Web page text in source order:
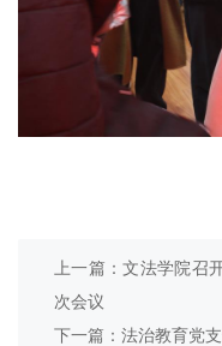
上一篇：文法学院召
次会议
下一篇：法治教育党